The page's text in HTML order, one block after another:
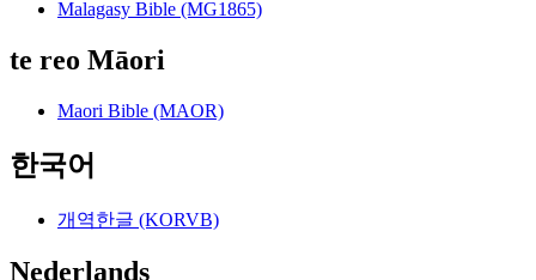
Malagasy Bible (MG1865)
te reo Māori
Maori Bible (MAOR)
한국어
개역한글 (KORVB)
Nederlands